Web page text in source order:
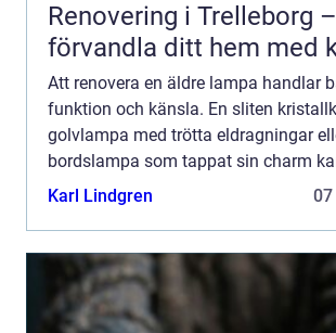
Renovering i Trelleborg –
förvandla ditt hem med
Att renovera en äldre lampa handlar
funktion och känsla. En sliten
golvlampa med trötta eldragningar
bordslampa som tappat sin charm
räddas. I stället för att köpa nytt går
Karl Lindgren